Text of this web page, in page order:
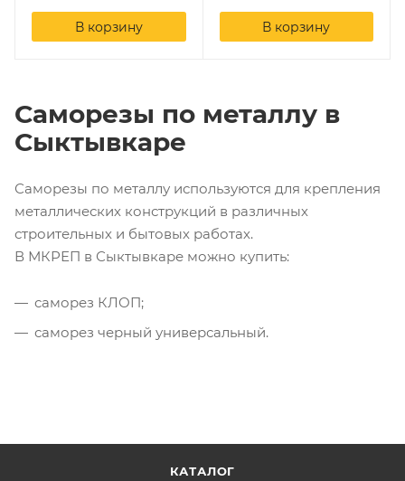
В корзину В корзину
Саморезы по металлу в
Сыктывкаре
Саморезы по металлу используются для крепления
металлических конструкций в различных
строительных и бытовых работах.
В МКРЕП в Сыктывкаре можно купить:
саморез КЛОП;
саморез черный универсальный.
КАТАЛОГ